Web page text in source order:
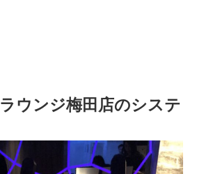
ウンジ梅田店のシステ